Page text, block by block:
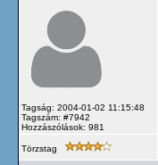
Tagság: 2004-01-02 11:15:48
Tagszám: #7942
Hozzászólások: 981
Törzstag